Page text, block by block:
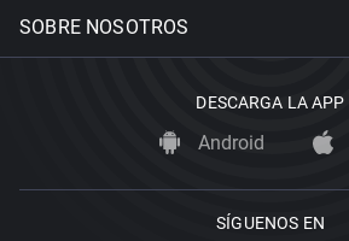
SOBRE NOSOTROS
DESCARGA LA APP
Android
SÍGUENOS EN